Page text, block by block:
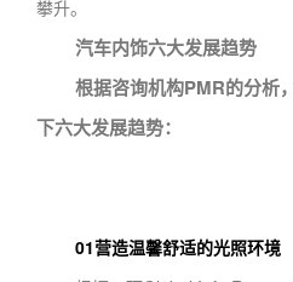
攀升。
汽车内饰六大发展趋势
根据咨询机构PMR的分析
下六大发展趋势：
01营造温馨舒适的光照环境